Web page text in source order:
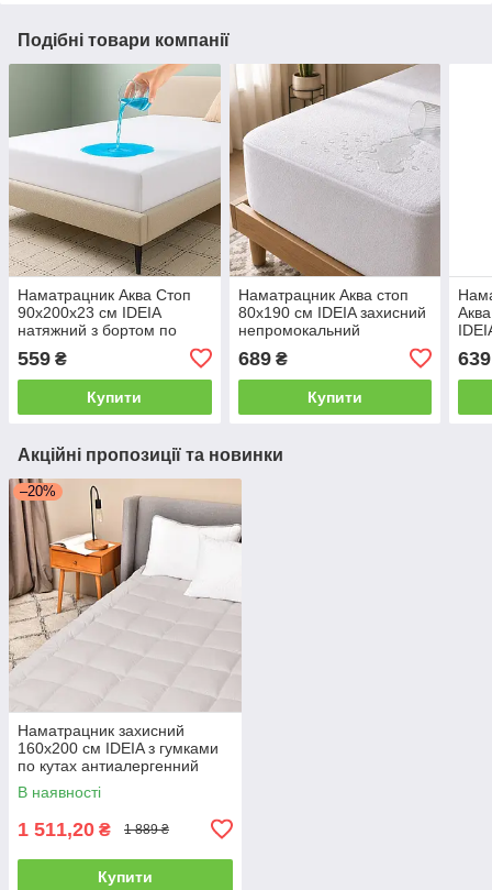
Подібні товари компанії
Наматрацник Аква Стоп
90х200х23 см IDEIA
натяжний з бортом по
непромокальний
559 ₴
Купити
Наматрацник Аква стоп
80х190 см IDEIA захисний
непромокальний
антиалергенний білий
689₴
Купити
639
Акційні пропозиції та новинки
–20%
Наматрацник захисний
160x200 см IDEIA з гумками
по кутах антиалергенний
супер щільний сірий
В наявності
1 511,20 ₴ 1 889 ₴
Купити